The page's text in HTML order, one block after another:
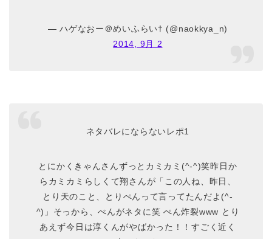
— ハゲなおー＠めいふらい† (@naokkya_n)
2014, 9月 2
ネタバレにならないレポ1
とにかくきゃんさんずっとカミカミ(^-^)笑昨日か
らカミカミらしくて翔さんが「この人ね、昨日、
とり天のこと、とりぺんって言ってたんだよ(^-
^)」そっから、ぺんがネタに笑 ぺん炸裂www とり
あえず今日は淳くんがやばかった！！すごく近く